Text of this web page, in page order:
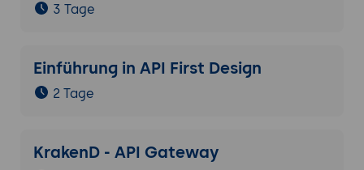
3 Tage
Einführung in API First Design
2 Tage
KrakenD - API Gateway